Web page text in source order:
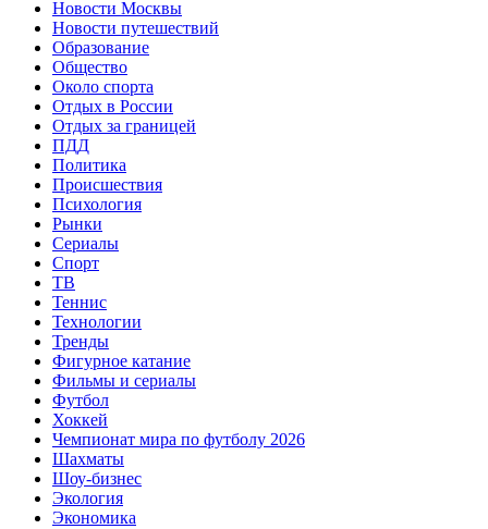
Новости Москвы
Новости путешествий
Образование
Общество
Около спорта
Отдых в России
Отдых за границей
ПДД
Политика
Происшествия
Психология
Рынки
Сериалы
Спорт
ТВ
Теннис
Технологии
Тренды
Фигурное катание
Фильмы и сериалы
Футбол
Хоккей
Чемпионат мира по футболу 2026
Шахматы
Шоу-бизнес
Экология
Экономика